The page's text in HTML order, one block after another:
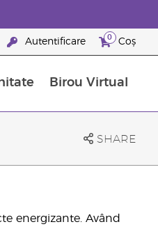
Autentificare 0 Coș
Birou Virtual
SHARE
energizante. Având